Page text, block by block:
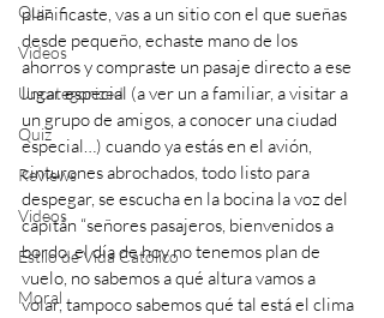
Quiz
Videos
Uncategorized
Quiz
Reviews
Videos
Estilo de Vida Católico
Moral
planificaste, vas a un sitio con el que sueñas
desde pequeño, echaste mano de los
ahorros y compraste un pasaje directo a ese
lugar especial (a ver un a familiar, a visitar a
un grupo de amigos, a conocer una ciudad
especial…) cuando ya estás en el avión,
cinturones abrochados, todo listo para
despegar, se escucha en la bocina la voz del
capitán “señores pasajeros, bienvenidos a
bordo, el día de hoy no tenemos plan de
vuelo, no sabemos a qué altura vamos a
volar, tampoco sabemos qué tal está el clima